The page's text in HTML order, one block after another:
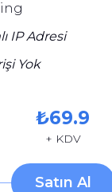
IP Adresi
Yok
₺69.9
+ KDV
Satın Al